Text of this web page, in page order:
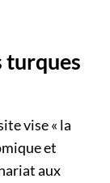
turques
vise « la
et
aux